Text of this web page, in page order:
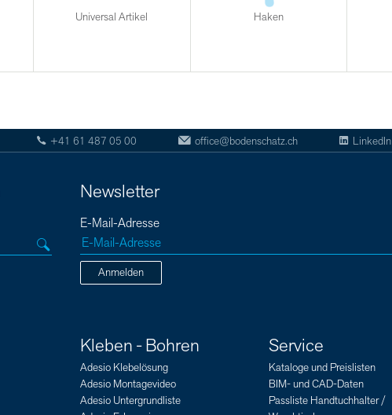
Universal Artikel Haken
+41 61 487 05 00 office@bodenschatz.ch LinkedIn
Newsletter
E-Mail-Adresse
Anmelden
Kleben - Bohren
Adesio Klebelösung
Adesio Montagevideo
Adesio Untergrundliste
Service
Kataloge und Preislisten
BIM- und CAD-Daten
Passliste Handtuchhalter /